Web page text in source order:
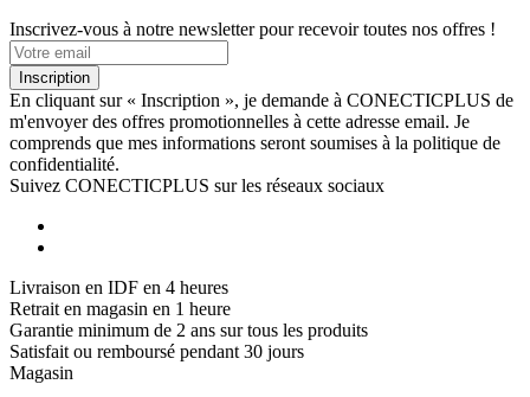
Inscrivez-vous à notre newsletter pour recevoir toutes nos offres !
Inscription
En cliquant sur « Inscription », je demande à CONECTICPLUS de
m'envoyer des offres promotionnelles à cette adresse email. Je
comprends que mes informations seront soumises à la politique de
confidentialité.
Suivez CONECTICPLUS sur les réseaux sociaux
Livraison en IDF en 4 heures
Retrait en magasin en 1 heure
Garantie minimum de 2 ans sur tous les produits
Satisfait ou remboursé pendant 30 jours
Magasin